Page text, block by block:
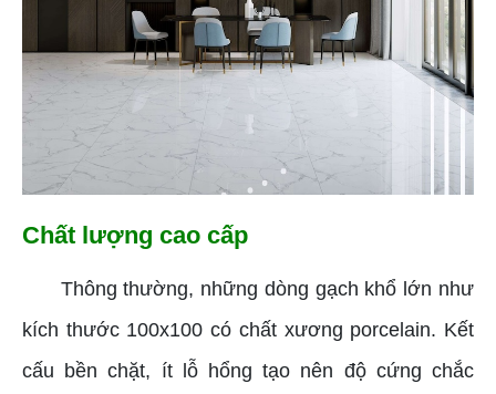
Chất lượng cao cấp
Thông thường, những dòng gạch khổ lớn như
kích thước 100x100 có chất xương porcelain. Kết
cấu bền chặt, ít lỗ hổng tạo nên độ cứng chắc